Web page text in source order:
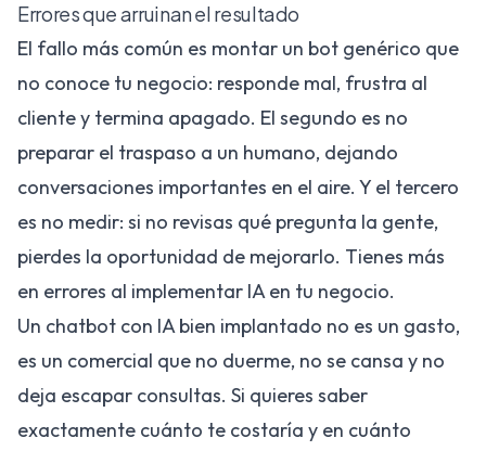
Errores que arruinan el resultado
El fallo más común es montar un bot genérico que
no conoce tu negocio: responde mal, frustra al
cliente y termina apagado. El segundo es no
preparar el traspaso a un humano, dejando
conversaciones importantes en el aire. Y el tercero
es no medir: si no revisas qué pregunta la gente,
pierdes la oportunidad de mejorarlo. Tienes más
en errores al implementar IA en tu negocio.
Un chatbot con IA bien implantado no es un gasto,
es un comercial que no duerme, no se cansa y no
deja escapar consultas. Si quieres saber
exactamente cuánto te costaría y en cuánto